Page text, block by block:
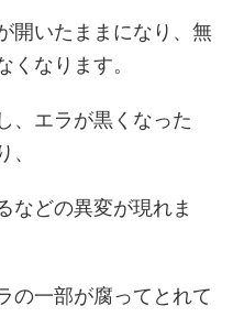
開いたままになり、無
なります。
、エラが黒くなった
などの異変が現れま
の一部が腐ってとれて